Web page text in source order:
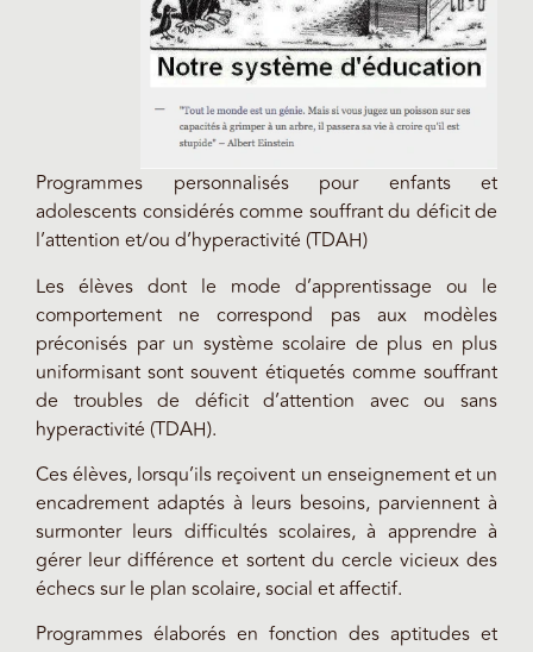
Programmes personnalisés pour enfants et
adolescents considérés comme souffrant du déficit de
l’attention et/ou d’hyperactivité (TDAH)
Les élèves dont le mode d’apprentissage ou le
comportement ne correspond pas aux modèles
préconisés par un système scolaire de plus en plus
uniformisant sont souvent étiquetés comme souffrant
de troubles de déficit d’attention avec ou sans
hyperactivité (TDAH).
Ces élèves, lorsqu’ils reçoivent un enseignement et un
encadrement adaptés à leurs besoins, parviennent à
surmonter leurs difficultés scolaires, à apprendre à
gérer leur différence et sortent du cercle vicieux des
échecs sur le plan scolaire, social et affectif.
Programmes élaborés en fonction des aptitudes et